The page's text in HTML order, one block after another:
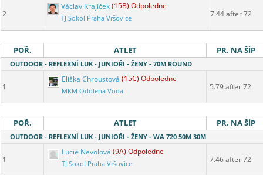
2
Václav Krajíček(15B) Odpoledne
TJ Sokol Praha Vršovice 7.44 after 72
POŘ. ATLET PR. NA ŠÍP
OUTDOOR - REFLEXNÍ LUK - JUNIOŘI - ŽENY - 70M ROUND
1
Eliška Chroustová (15C) Odpoledne
MKM Odolena Voda 5.79 after 72
POŘ. ATLET PR. NA ŠÍP
OUTDOOR - REFLEXNÍ LUK - JUNIOŘI - ŽENY - WA 720 50M 30M
1
Lucie Nevolová (9A) Odpoledne
TJ Sokol Praha Vršovice 7.46 after 72